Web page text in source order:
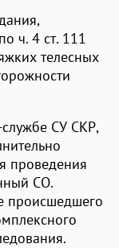
ч. 4 ст. 111
телесных
СУ СКР,
проведения
СО.
происшедшего